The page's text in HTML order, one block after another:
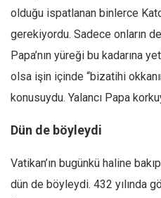
olduğu ispatlanan binlerce
gerekiyordu. Sadece onların
Papa’nın yüreği bu kadarına
olsa işin içinde “bizatihi
konusuydu. Yalancı Papa
Dün de böyleydi
Vatikan’ın bugünkü haline
dün de böyleydi. 432 yılında